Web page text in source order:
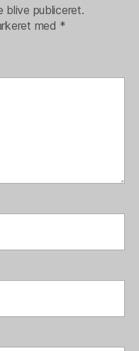
blive publiceret.
med *